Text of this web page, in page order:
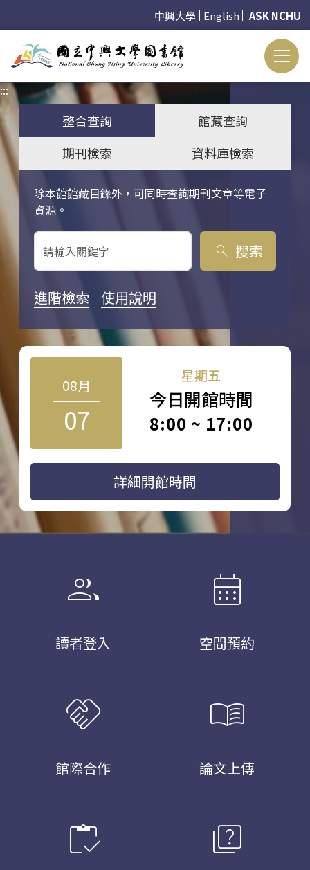
中興大學 English ASK NCHU
:::
整合查詢
館藏查詢
期刊檢索
資料庫檢索
除本館館藏目錄外，可同時查詢期刊文章等電子
資源。
關鍵字搜尋
search 搜索
進階檢索 使用說明
08月
07
星期五
今日開館時間
8:00 ~ 17:00
詳細開館時間
group
讀者登入
calendar_month
空間預約
handshake
館際合作
menu_book
論文上傳
inventory quiz